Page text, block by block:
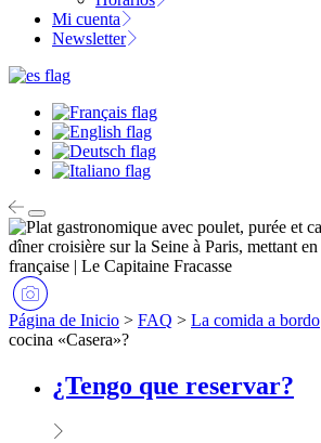
Mi cuenta
Newsletter
Página de Inicio > FAQ > La comida a bordo
cocina «Casera»?
¿Tengo que reservar?